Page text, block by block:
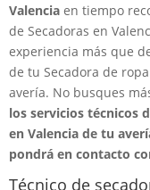
Valencia en tiempo
de Secadoras en
experiencia más que
de tu Secadora de
avería. No busques
los servicios técnicos
en Valencia de tu
pondrá en contacto
Técnico de